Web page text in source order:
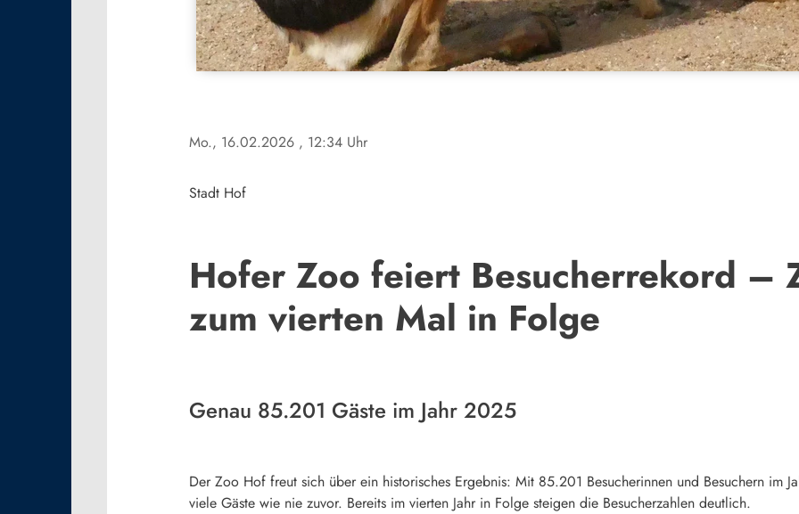
Mo., 16.02.2026 , 12:34 Uhr
Stadt Hof
Hofer Zoo feiert Besucherrekord –
zum vierten Mal in Folge
Genau 85.201 Gäste im Jahr 2025
Der Zoo Hof freut sich über ein historisches Ergebnis: Mit 85.201 Besucherinnen und Besuchern im
viele Gäste wie nie zuvor. Bereits im vierten Jahr in Folge steigen die Besucherzahlen deutlich.